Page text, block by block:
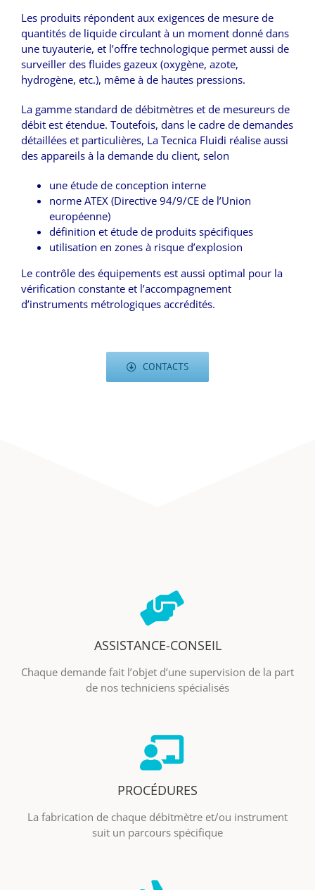
Les produits répondent aux exigences de mesure de
quantités de liquide circulant à un moment donné dans
une tuyauterie, et l’offre technologique permet aussi de
surveiller des fluides gazeux (oxygène, azote,
hydrogène, etc.), même à de hautes pressions.
La gamme standard de débitmètres et de mesureurs de
débit est étendue. Toutefois, dans le cadre de demandes
détaillées et particulières, La Tecnica Fluidi réalise aussi
des appareils à la demande du client, selon
une étude de conception interne
norme ATEX (Directive 94/9/CE de l’Union
européenne)
définition et étude de produits spécifiques
utilisation en zones à risque d’explosion
Le contrôle des équipements est aussi optimal pour la
vérification constante et l’accompagnement
d’instruments métrologiques accrédités.
CONTACTS
ASSISTANCE-CONSEIL
Chaque demande fait l’objet d’une supervision de la part
de nos techniciens spécialisés
PROCÉDURES
La fabrication de chaque débitmètre et/ou instrument
suit un parcours spécifique